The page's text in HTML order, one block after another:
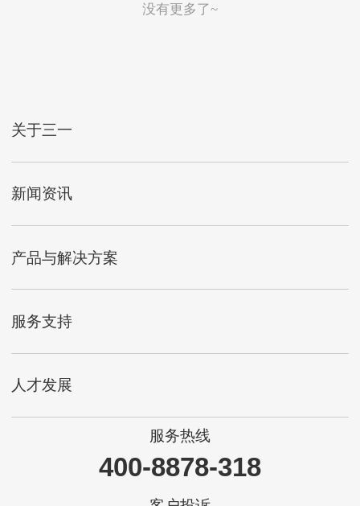
没有更多了~
关于三一
新闻资讯
产品与解决方案
服务支持
人才发展
服务热线
400-8878-318